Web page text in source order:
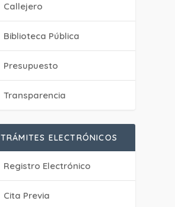
Callejero
Biblioteca Pública
Presupuesto
Transparencia
TRÁMITES ELECTRÓNICOS
Registro Electrónico
Cita Previa